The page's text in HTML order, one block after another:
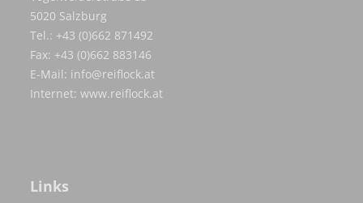
5020 Salzburg
Tel.: +43 (0)662 871492
Fax: +43 (0)662 883146
E-Mail: info@reiflock.at
Internet:www.reiflock.at
Links